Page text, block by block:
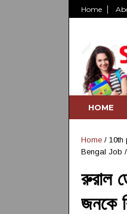
Home
HOME
Home/ 10th
Bengal Job
রুরাল
জনকে